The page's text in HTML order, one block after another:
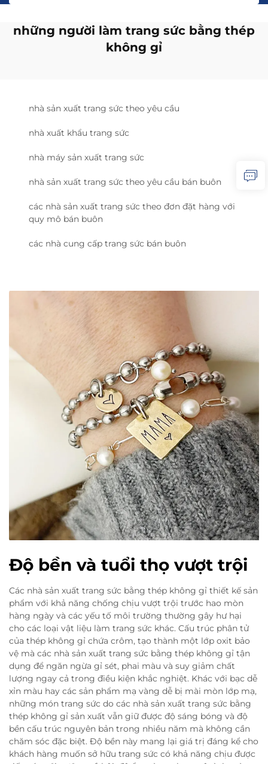
những người làm trang sức bằng thép
không gỉ
nhà sản xuất trang sức theo yêu cầu
nhà xuất khẩu trang sức
nhà máy sản xuất trang sức
nhà sản xuất trang sức theo yêu cầu bán buôn
các nhà sản xuất trang sức theo đơn đặt hàng với
quy mô bán buôn
các nhà cung cấp trang sức bán buôn
Độ bền và tuổi thọ vượt trội
Các nhà sản xuất trang sức bằng thép không gỉ thiết kế sản
phẩm với khả năng chống chịu vượt trội trước hao mòn
hàng ngày và các yếu tố môi trường thường gây hư hại
cho các loại vật liệu làm trang sức khác. Cấu trúc phân tử
của thép không gỉ chứa crôm, tạo thành một lớp oxit bảo
vệ mà các nhà sản xuất trang sức bằng thép không gỉ tận
dụng để ngăn ngừa gỉ sét, phai màu và suy giảm chất
lượng ngay cả trong điều kiện khắc nghiệt. Khác với bạc dễ
xỉn màu hay các sản phẩm mạ vàng dễ bị mài mòn lớp mạ,
những món trang sức do các nhà sản xuất trang sức bằng
thép không gỉ sản xuất vẫn giữ được độ sáng bóng và độ
bền cấu trúc nguyên bản trong nhiều năm mà không cần
chăm sóc đặc biệt. Độ bền này mang lại giá trị đáng kể cho
khách hàng muốn sở hữu trang sức có khả năng chịu được